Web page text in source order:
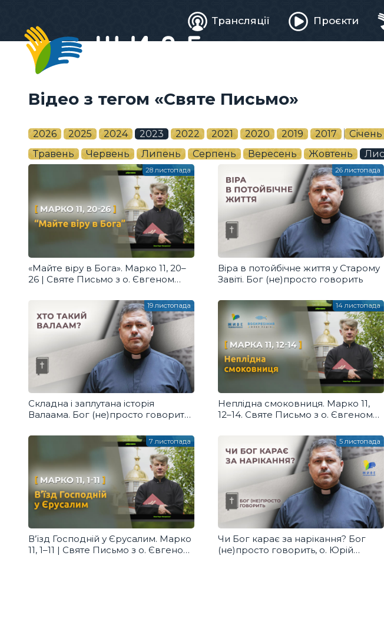
Живе
телебачення
Трансляції Проєкти
Відео з тегом «Святе Письмо»
2026 2025 2024 2023 2022 2021 2020 2019 2017 Січень
Травень
Червень Липень Серпень Вересень Жовтень
«Майте віру в Бога». Марко 11, 20–
26 | Святе Письмо з о. Євгеном
28 листопада
Віра в потойбічне життя у Старому
Завіті. Бог (не)просто говорить
26 листопада
Складна і заплутана історія
Валаама. Бог (не)просто говорить,
19 листопада
Неплідна смоковниця. Марко 11,
12–14. Святе Письмо з о. Євгеном
14 листопада
В’їзд Господній у Єрусалим. Марко
11, 1–11 | Святе Письмо з о. Євгеном
7 листопада
Чи Бог карає за нарікання? Бог
(не)просто говорить, о. Юрій
5 листопада